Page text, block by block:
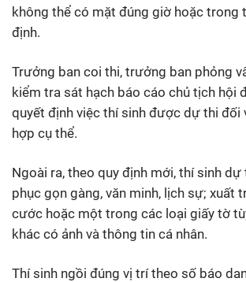
không thể có mặt đúng giờ hoặc trong
định.
Trưởng ban coi thi, trưởng ban phỏng
kiểm tra sát hạch báo cáo chủ tịch hội
quyết định việc thí sinh được dự thi đối
hợp cụ thể.
Ngoài ra, theo quy định mới, thí sinh
phục gọn gàng, văn minh, lịch sự; xuất
cước hoặc một trong các loại giấy tờ
khác có ảnh và thông tin cá nhân.
Thí sinh ngồi đúng vị trí theo số báo